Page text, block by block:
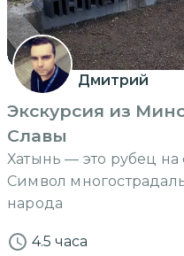
Дмитрий
Экскурсия из
Славы
Хатынь — это рубец
Символ
народа
4.5 часа